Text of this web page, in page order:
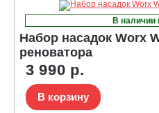
В наличии
Набор насадок Worx
реноватора
3 990 р.
В корзину